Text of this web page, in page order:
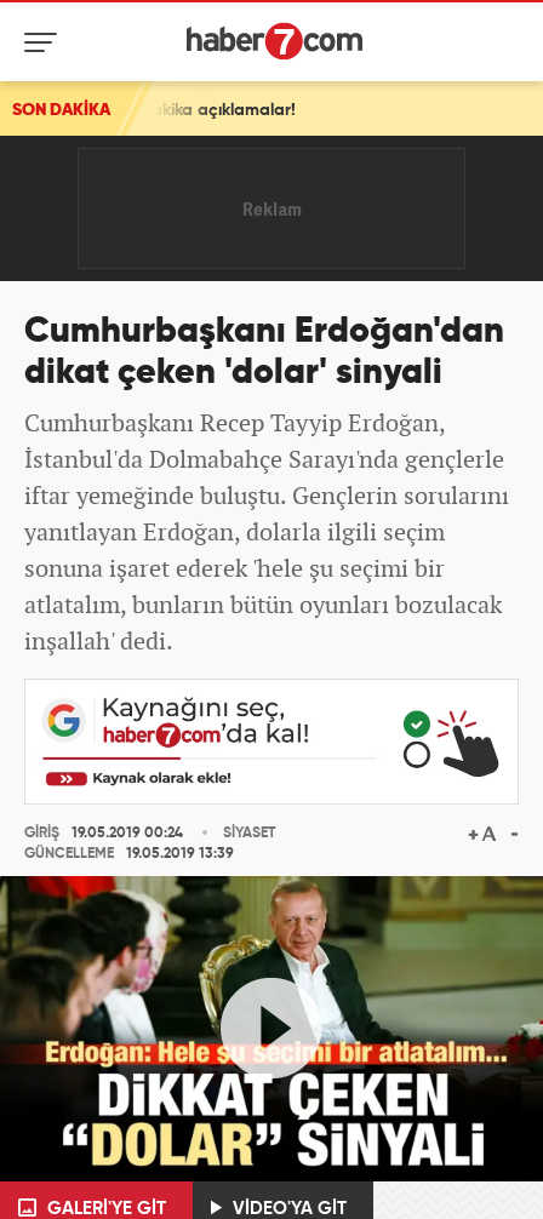
SON DAKİKA
açıklamalar!
Cumhurbaşkanı Erdoğan'dan
dikat çeken 'dolar' sinyali
Cumhurbaşkanı Recep Tayyip Erdoğan,
İstanbul'da Dolmabahçe Sarayı'nda gençlerle
iftar yemeğinde buluştu. Gençlerin sorularını
yanıtlayan Erdoğan, dolarla ilgili seçim
sonuna işaret ederek 'hele şu seçimi bir
atlatalım, bunların bütün oyunları bozulacak
inşallah' dedi.
GİRİŞ
19.05.2019 00:24
GÜNCELLEME
19.05.2019 13:39
SİYASET
GALERİ'YE GİT VİDEO'YA GİT